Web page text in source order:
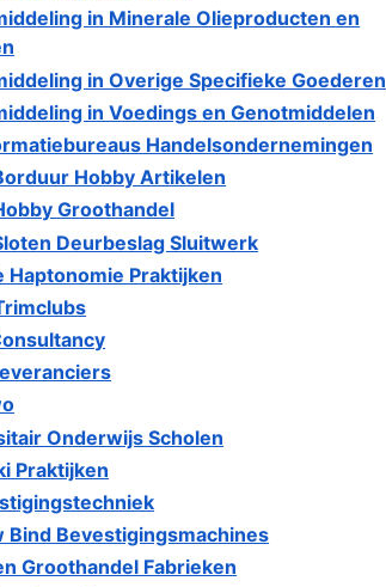
in Minerale Olieproducten en
in Overige Specifieke Goederen
in Voedings en Genotmiddelen
Handelsondernemingen
Hobby Artikelen
Groothandel
Deurbeslag Sluitwerk
Haptonomie Praktijken
Onderwijs Scholen
Praktijken
Bind Bevestigingsmachines
Groothandel Fabrieken